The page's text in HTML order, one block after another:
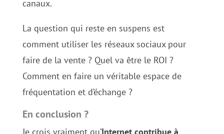
canaux.
La question qui reste en suspens est
comment utiliser les réseaux sociaux pour
faire de la vente ? Quel va être le ROI ?
Comment en faire un véritable espace de
fréquentation et d’échange ?
En conclusion ?